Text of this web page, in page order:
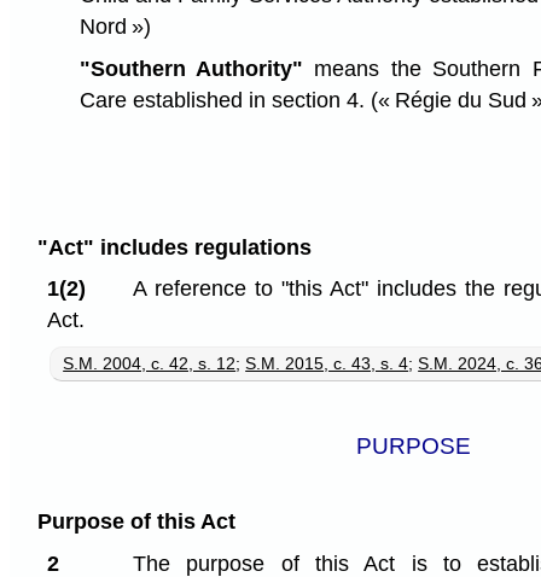
Nord »)
"Southern Authority" means the Southern
Care established in section 4. (« Régie du Sud
"Act" includes regulations
1(2)
A reference to "this Act" includes the
Act.
S.M. 2004, c. 42, s. 12;S.M. 2015, c. 43, s. 4;S.M. 2024, c.
PURPOSE
Purpose of this Act
2
The purpose of this Act is to